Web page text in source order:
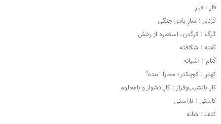
قار : قیر
کَرَّنای : سازِ بادی جنگی
کَرگ : کرگدن، استعاره از رخش
کَفته : شکافته
کُنام : آشیانه
کِهتر : کوچکتر؛ مجازاً “بنده”
کارِ بانشیب‌وفراز : کارِ دشوار و نامعلوم
کاستی : ناراستی
کتف : شانه